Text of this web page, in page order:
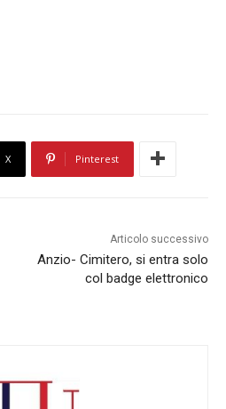
X Pinterest
Articolo successivo
Anzio- Cimitero, si entra solo
col badge elettronico